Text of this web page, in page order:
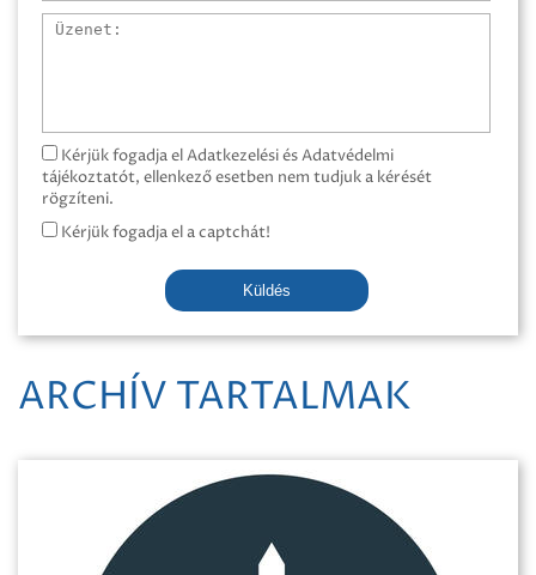
Üzenet
Kérjük fogadja el Adatkezelési és Adatvédelmi
tájékoztatót, ellenkező esetben nem tudjuk a kérését
rögzíteni.
Kérjük fogadja el a captchát!
Küldés
ARCHÍV TARTALMAK